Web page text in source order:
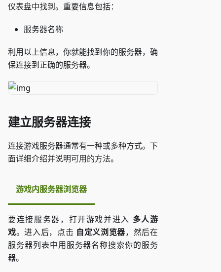
仪表盘中找到。重要信息包括：
服务器名称
利用以上信息，你就能找到你的服务器，确
保连接到正确的服务器。
建立服务器连接
连接游戏服务器通常有一种或多种方式。下
面详细介绍并说明可用的方法。
游戏内服务器浏览器
要连接服务器，打开游戏并进入 多人游
戏。进入后，点击 自定义浏览器，然后在
服务器列表中用服务器名称搜索你的服务
器。